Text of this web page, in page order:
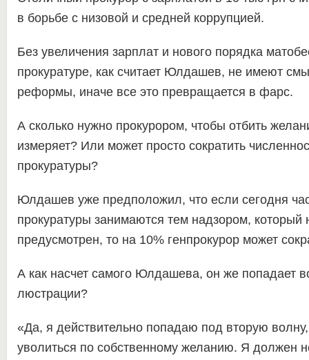
в борьбе с низовой и средней коррупцией.
Без увеличения зарплат и нового порядка
прокуратуре, как считает Юлдашев, не имеют
реформы, иначе все это превращается в фарс.
А сколько нужно прокурором, чтобы отбить
измеряет? Или может просто сократить
прокуратуры?
Юлдашев уже предположил, что если сегодня
прокуратуры занимаются тем надзором, который
предусмотрен, то на 10% генпрокурор может
А как насчет самого Юлдашева, он же попадает
люстрации?
«Да, я действительно попадаю под вторую
уволиться по собственному желанию. Я должен